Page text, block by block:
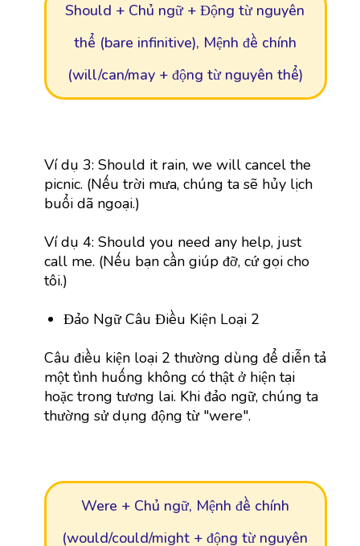
Should + Chủ ngữ + Động từ nguyên
thể (bare infinitive), Mệnh đề chính
(will/can/may + động từ nguyên thể)
Ví dụ 3: Should it rain, we will cancel the
picnic. (Nếu trời mưa, chúng ta sẽ hủy lịch
buổi dã ngoại.)
Ví dụ 4: Should you need any help, just
call me. (Nếu bạn cần giúp đỡ, cứ gọi cho
tôi.)
Đảo Ngữ Câu Điều Kiện Loại 2
Câu điều kiện loại 2 thường dùng để diễn tả
một tình huống không có thật ở hiện tại
hoặc trong tương lai. Khi đảo ngữ, chúng ta
thường sử dụng động từ "were".
Were + Chủ ngữ, Mệnh đề chính
(would/could/might + động từ nguyên